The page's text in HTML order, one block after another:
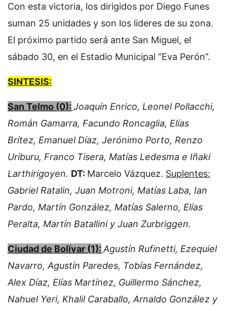
Con esta victoria, los dirigidos por Diego Funes
suman 25 unidades y son los lideres de su zona.
El próximo partido será ante San Miguel, el
sábado 30, en el Estadio Municipal “Eva Perón”.
SINTESIS:
San Telmo (0): Joaquín Enrico, Leonel Pollacchi,
Román Gamarra, Facundo Roncaglia, Elías
Brítez, Emanuel Díaz, Jerónimo Porto, Renzo
Uriburu, Franco Tisera, Matías Ledesma e Iñaki
Larthirigoyen. DT: Marcelo Vázquez. Suplentes:
Gabriel Ratalin, Juan Motroni, Matías Laba, Ian
Pardo, Martín González, Matías Salerno, Elías
Peralta, Martín Batallini y Juan Zurbriggen.
Ciudad de Bolívar (1): Agustín Rufinetti, Ezequiel
Navarro, Agustín Paredes, Tobías Fernández,
Alex Díaz, Elías Martínez, Guillermo Sánchez,
Nahuel Yeri, Khalil Caraballo, Arnaldo González y